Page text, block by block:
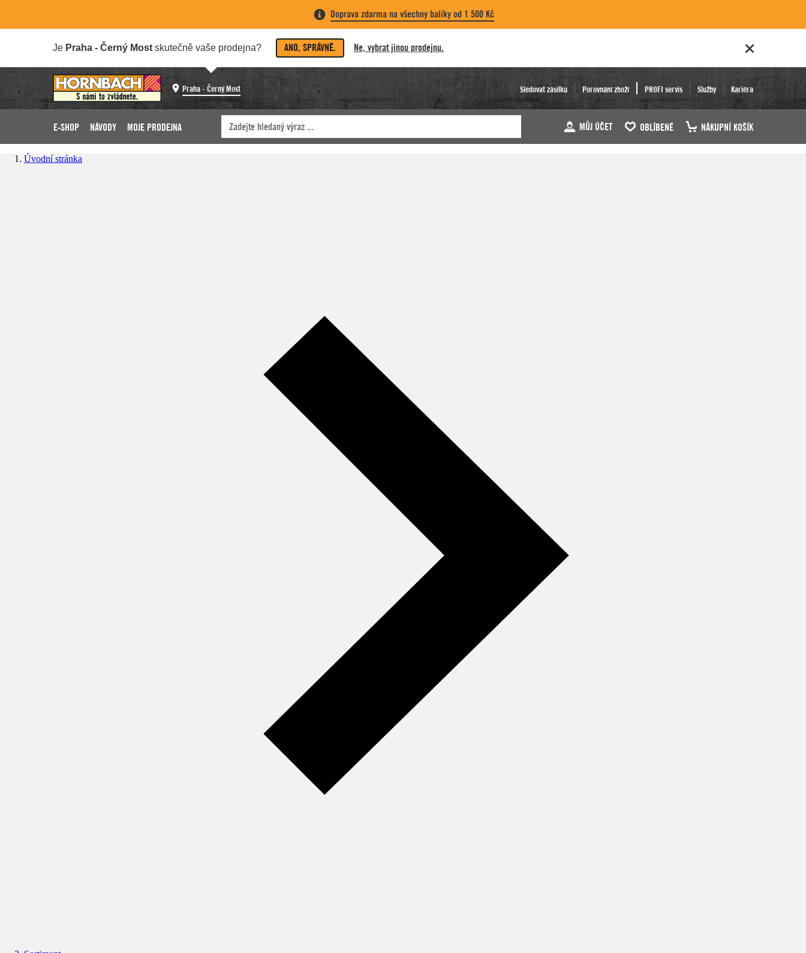
Doprava zdarma na všechny balíky od 1 500 Kč
Je Praha - Černý Most skutečně vaše prodejna? ANO, SPRÁVNĚ. Ne, vybrat jinou prodejnu.
Praha - Černý Most Sledovat zásilku Porovnání zboží PROFI servis Služby Kariéra
E-SHOP NÁVODY MOJE PRODEJNA MŮJ ÚČET OBLÍBENÉ NÁKUPNÍ KOŠÍK
Úvodní stránka